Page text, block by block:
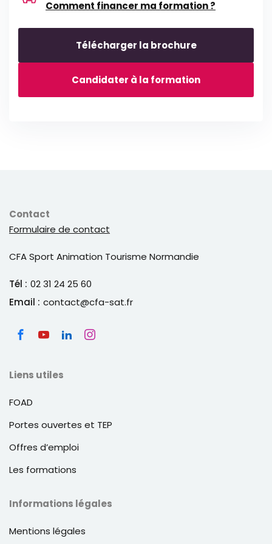
des chevaux
de déchets, entretien d'espaces verts)
Développer une activité de débardage à cheval
Les candidats doivent avoir uneexpérience
Comment financer ma formation ?
Télécharger la brochure
Candidater à la formation
Contact
Formulaire de contact
CFA Sport Animation Tourisme Normandie
Tél : 02 31 24 25 60
Email : contact@cfa-sat.fr
Liens utiles
FOAD
Portes ouvertes et TEP
Offres d’emploi
Les formations
Informations légales
Mentions légales